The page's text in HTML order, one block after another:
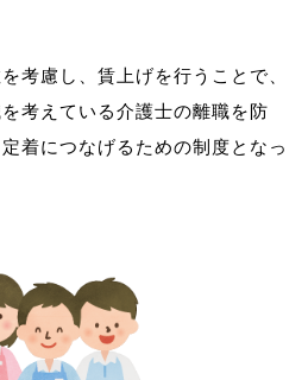
考慮し、賃上げを行うことで、
考えている介護士の離職を防
着につなげるための制度となっ